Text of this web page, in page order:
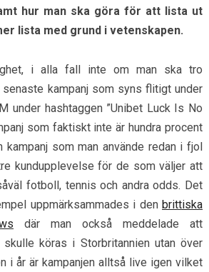
hur man ska göra för att lista ut
lista med grund i vetenskapen.
i alla fall inte om man ska tro
kampanj som syns flitigt under
under hashtaggen ”Unibet Luck Is No
som faktiskt inte är hundra procent
som man använde redan i fjol
kundupplevelse för de som väljer att
fotboll, tennis och andra odds. Det
uppmärksammades i den brittiska
där man också meddelade att
skulle köras i Storbritannien utan över
i år är kampanjen alltså live igen vilket